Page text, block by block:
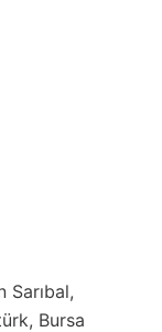
Sarıbal,
Bursa